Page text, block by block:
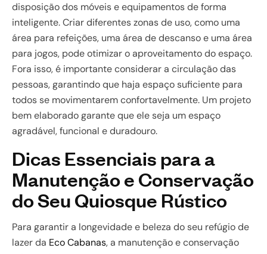
disposição dos móveis e equipamentos de forma
inteligente. Criar diferentes zonas de uso, como uma
área para refeições, uma área de descanso e uma área
para jogos, pode otimizar o aproveitamento do espaço.
Fora isso, é importante considerar a circulação das
pessoas, garantindo que haja espaço suficiente para
todos se movimentarem confortavelmente. Um projeto
bem elaborado garante que ele seja um espaço
agradável, funcional e duradouro.
Dicas Essenciais para a
Manutenção e Conservação
do Seu Quiosque Rústico
Para garantir a longevidade e beleza do seu refúgio de
lazer da Eco Cabanas, a manutenção e conservação